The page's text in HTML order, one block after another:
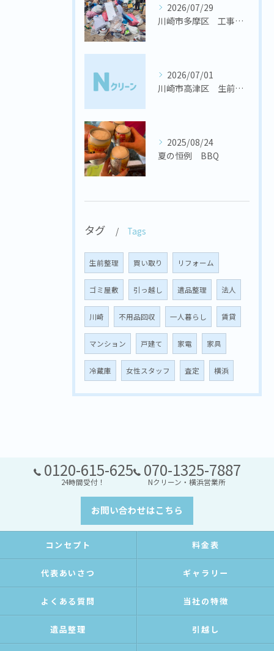
2026/07/29
川崎市多摩区 工事会社様 置き場の不用品回収
2026/07/01
川崎市高津区 生前整理
2025/08/24
夏の恒例 BBQ
タグ Tags
生前整理 買い取り リフォーム
ゴミ屋敷 引っ越し 遺品整理 法人
川崎 不用品回収 一人暮らし 賃貸
マンション 戸建て 家電 家具
冷蔵庫 女性スタッフ 査定 横浜
0120-615-625
24時間受付！
070-1325-7887
Nクリーン・横浜営業所
お問い合わせはこちら
コンセプト 料金表
代表あいさつ ギャラリー
よくある質問 当社の特徴
遺品整理 引越し